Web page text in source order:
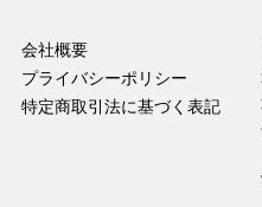
会社概要
プライバシーポリシー
特定商取引法に基づく表記